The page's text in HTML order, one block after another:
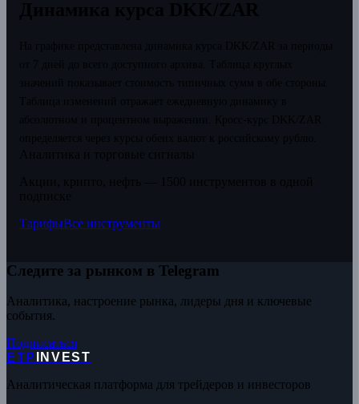
ТарифыВсе инструменты
Следите за рынком в Telegram
Аналитика, настроение рынка, лидеры дня и ключевые
события.
Подписаться
ETP
INVEST
Аналитическая платформа для трейдеров и инвесторов